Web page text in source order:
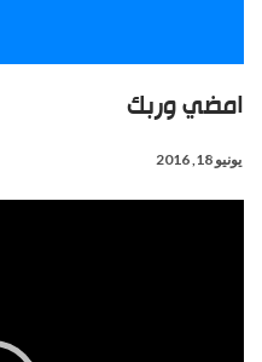
امضي وربك
يونيو 18, 2016